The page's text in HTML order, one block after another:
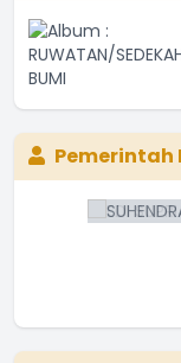
Pemerintah
Maju terus untuk
...selengkapnya
15 Oktober 2025